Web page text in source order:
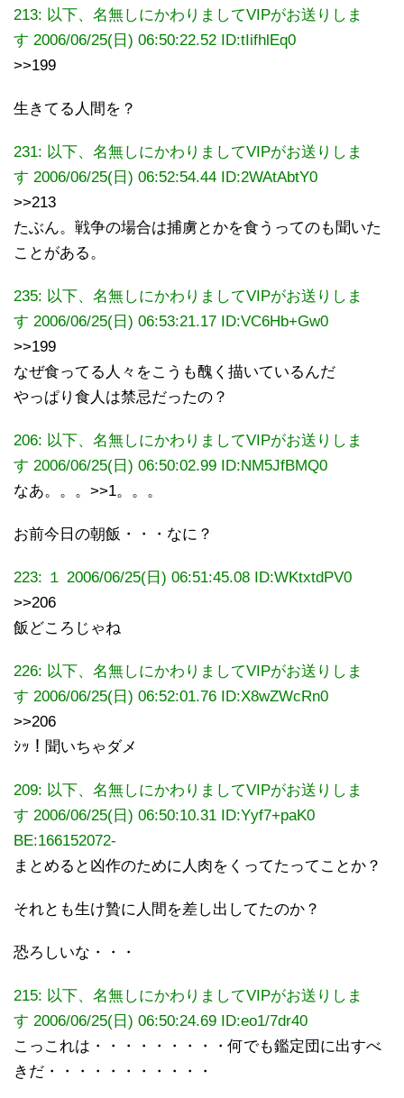
213: 以下、名無しにかわりましてVIPがお送りしま
す 2006/06/25(日) 06:50:22.52 ID:tIifhlEq0
>>199
生きてる人間を？
231: 以下、名無しにかわりましてVIPがお送りしま
す 2006/06/25(日) 06:52:54.44 ID:2WAtAbtY0
>>213
たぶん。戦争の場合は捕虜とかを食うってのも聞いた
ことがある。
235: 以下、名無しにかわりましてVIPがお送りしま
す 2006/06/25(日) 06:53:21.17 ID:VC6Hb+Gw0
>>199
なぜ食ってる人々をこうも醜く描いているんだ
やっぱり食人は禁忌だったの？
206: 以下、名無しにかわりましてVIPがお送りしま
す 2006/06/25(日) 06:50:02.99 ID:NM5JfBMQ0
なあ。。。>>1。。。
お前今日の朝飯・・・なに？
223: １ 2006/06/25(日) 06:51:45.08
ID:WKtxtdPV0
>>206
飯どころじゃね
226: 以下、名無しにかわりましてVIPがお送りしま
す 2006/06/25(日) 06:52:01.76 ID:X8wZWcRn0
>>206
ｼｯ！聞いちゃダメ
209: 以下、名無しにかわりましてVIPがお送りしま
す 2006/06/25(日) 06:50:10.31 ID:Yyf7+paK0
BE:166152072-
まとめると凶作のために人肉をくってたってことか？
それとも生け贄に人間を差し出してたのか？
恐ろしいな・・・
215: 以下、名無しにかわりましてVIPがお送りしま
す 2006/06/25(日) 06:50:24.69 ID:eo1/7dr40
こっこれは・・・・・・・・・何でも鑑定団に出すべ
きだ・・・・・・・・・・・